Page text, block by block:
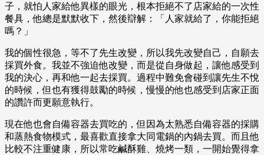
子，就怕人家給他異樣的眼光，根本拒絕不了店家給的一次性
餐具，他總是默默收下，然後辯解：「人家就給了，你能拒絕
嗎？」
我的個性很急，等不了先生改變，所以我先改變自己，自願去
採買外食。我並不強迫他改變，而是從自身做起，讓他感受到
我的決心，再和他一起去採買。過程中難免會碰到讓先生不悅
的時候，但也有獲得鼓勵的時候，慢慢的他也感受到店家正面
的讚許而更願意執行。
現在他也會自備容器去買吃的，但因為太熟悉自備容器的採購
和蒸熱食物模式，最喜歡直接拿大同電鍋的內鍋去買。而且他
比較不注重健康，所以常吃鹹酥雞、燒烤一類，一開始覺得拿